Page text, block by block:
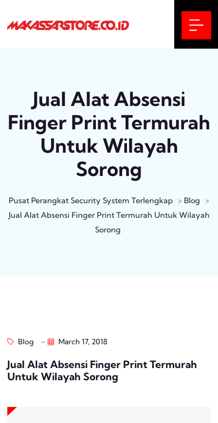
Jual Alat Absensi
Finger Print Termurah
Untuk Wilayah
Sorong
Pusat Perangkat Security System Terlengkap > Blog >
Jual Alat Absensi Finger Print Termurah Untuk Wilayah
Sorong
Blog March 17, 2018
Jual Alat Absensi Finger Print Termurah
Untuk Wilayah Sorong